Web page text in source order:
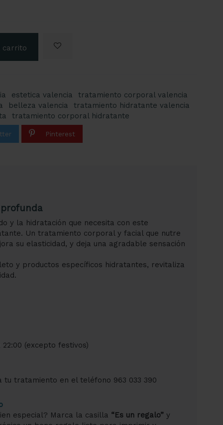
carrito
estetica valencia
tratamiento corporal valencia
belleza valencia
tratamiento hidratante valencia
tratamiento corporal hidratante
y la hidratación que necesita con este
Un tratamiento corporal y facial que nutre
su elasticidad, y deja una agradable sensación
y productos específicos hidratantes, revitaliza
22:00 (excepto festivos)
tu tratamiento en el teléfono 963 033 390
especial? Marca la casilla “Es un regalo” y